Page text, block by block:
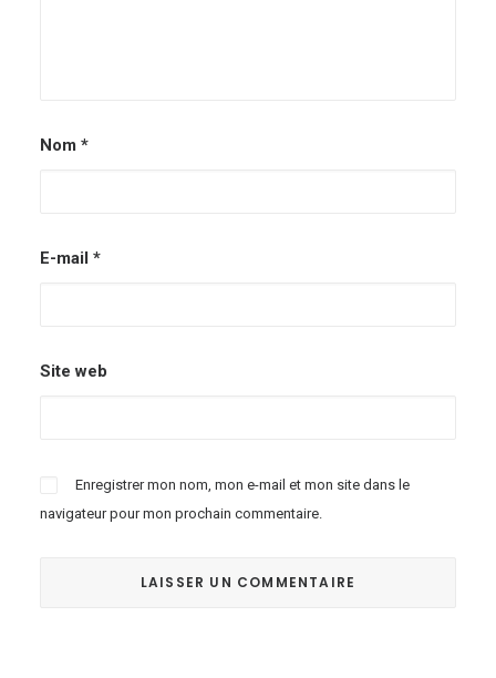
Nom *
E-mail *
Site web
Enregistrer mon nom, mon e-mail et mon site dans le
navigateur pour mon prochain commentaire.